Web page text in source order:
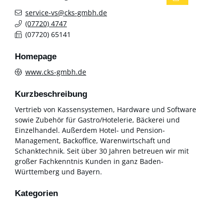
service-vs@cks-gmbh.de
(07720) 4747
(07720) 65141
Homepage
www.cks-gmbh.de
Kurzbeschreibung
Vertrieb von Kassensystemen, Hardware und Software
sowie Zubehör für Gastro/Hotelerie, Bäckerei und
Einzelhandel. Außerdem Hotel- und Pension-
Management, Backoffice, Warenwirtschaft und
Schanktechnik. Seit über 30 Jahren betreuen wir mit
großer Fachkenntnis Kunden in ganz Baden-
Württemberg und Bayern.